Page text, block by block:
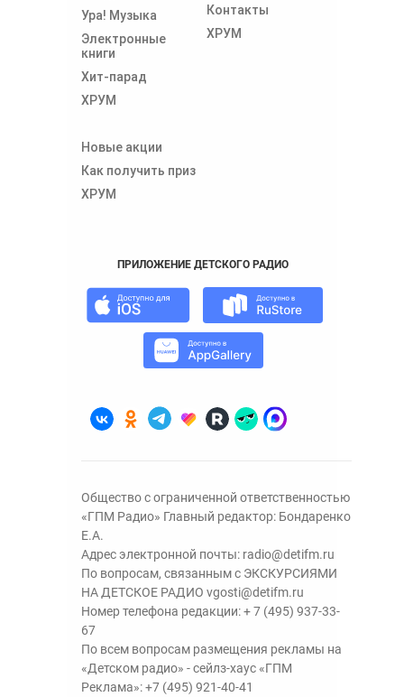
Ура! Музыка
Электронные
книги
Хит-парад
ХРУМ
Контакты
ХРУМ
Новые акции
Как получить приз
ХРУМ
ПРИЛОЖЕНИЕ ДЕТСКОГО РАДИО
Общество с ограниченной ответственностью
«ГПМ Радио» Главный редактор: Бондаренко
Е.А.
Адрес электронной почты: radio@detifm.ru
По вопросам, связанным с ЭКСКУРСИЯМИ
НА ДЕТСКОЕ РАДИО vgosti@detifm.ru
Номер телефона редакции:+ 7 (495) 937-33-
67
По всем вопросам размещения рекламы на
«Детском радио» - сейлз-хаус «ГПМ
Реклама»:+7 (495) 921-40-41